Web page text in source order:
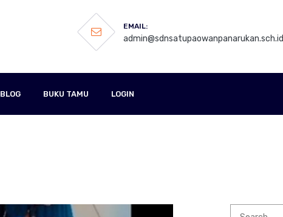
EMAIL:
admin@sdnsatupaowanpanarukan.sch.id
BLOG BUKU TAMU LOGIN